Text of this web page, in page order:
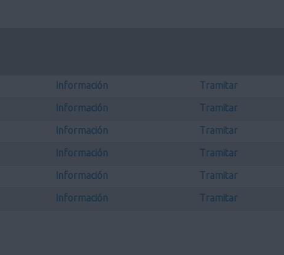
Información Tramitar
Información Tramitar
Información Tramitar
Información Tramitar
Información Tramitar
Información Tramitar